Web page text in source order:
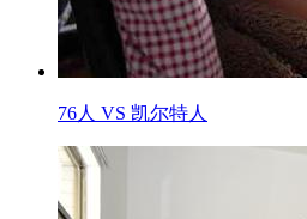
76人 VS 凯尔特人